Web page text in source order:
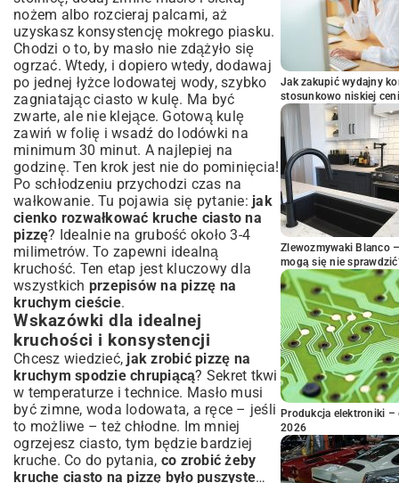
nożem albo rozcieraj palcami, aż
uzyskasz konsystencję mokrego piasku.
Chodzi o to, by masło nie zdążyło się
ogrzać. Wtedy, i dopiero wtedy, dodawaj
po jednej łyżce lodowatej wody, szybko
zagniatając ciasto w kulę. Ma być
zwarte, ale nie klejące. Gotową kulę
zawiń w folię i wsadź do lodówki na
minimum 30 minut. A najlepiej na
godzinę. Ten krok jest nie do pominięcia!
Po schłodzeniu przychodzi czas na
wałkowanie. Tu pojawia się pytanie: jak
cienko rozwałkować kruche ciasto na
pizzę? Idealnie na grubość około 3-4
milimetrów. To zapewni idealną
kruchość. Ten etap jest kluczowy dla
wszystkich przepisów na pizzę na
kruchym cieście.
Wskazówki dla idealnej
kruchości i konsystencji
Chcesz wiedzieć, jak zrobić pizzę na
kruchym spodzie chrupiącą? Sekret tkwi
w temperaturze i technice. Masło musi
być zimne, woda lodowata, a ręce – jeśli
to możliwe – też chłodne. Im mniej
ogrzejesz ciasto, tym będzie bardziej
kruche. Co do pytania, co zrobić żeby
kruche ciasto na pizzę było puszyste…
Jak zakupić wydajny
stosunkowo niskiej
Zlewozmywaki Blanco
mogą się nie
Produkcja elektroniki –
2026